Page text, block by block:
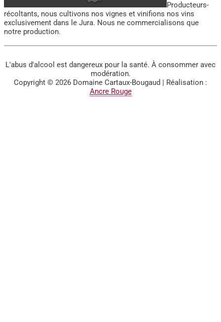
Producteurs-
récoltants, nous cultivons nos vignes et vinifions nos vins
exclusivement dans le Jura. Nous ne commercialisons que
notre production.
L'abus d'alcool est dangereux pour la santé. À consommer avec
modération.
Copyright © 2026 Domaine Cartaux-Bougaud | Réalisation :
Ancre Rouge